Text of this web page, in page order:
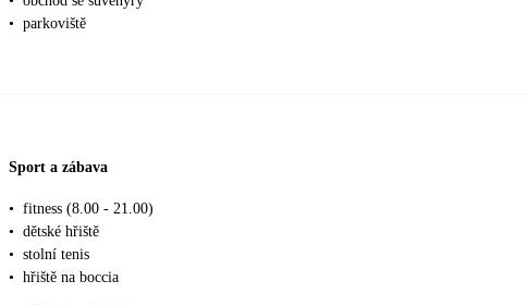
• parkoviště
Sport a zábava
• fitness (8.00 - 21.00)
• dětské hřiště
• stolní tenis
• hřiště na boccia